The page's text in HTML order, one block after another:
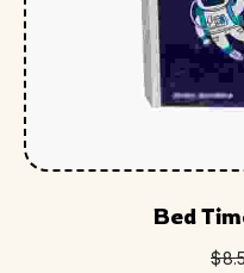
Bed
$